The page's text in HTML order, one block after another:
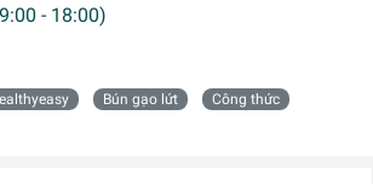
- 18:00)
Bún gạo lứt Công thức